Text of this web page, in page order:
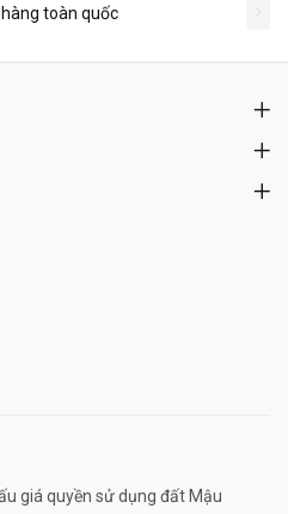
hàng toàn quốc
giá quyền sử dụng đất Mậu